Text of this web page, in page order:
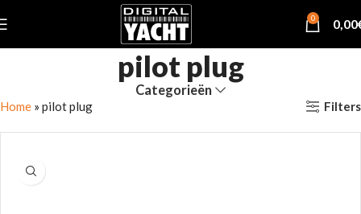
0 0,00
pilot plug
Categorieën
Home » pilot plug Filters